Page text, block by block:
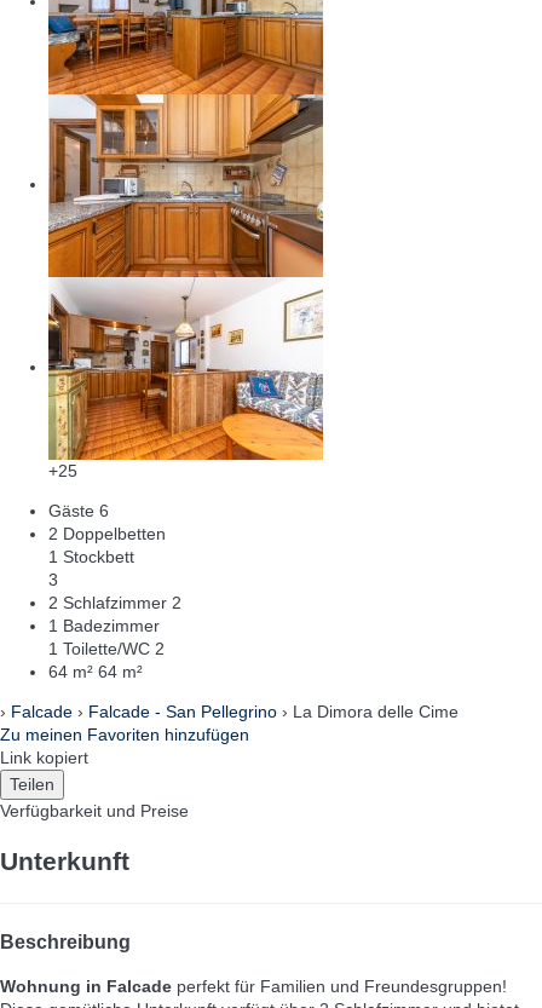
+25
Gäste 6
2 Doppelbetten
1 Stockbett
3
2 Schlafzimmer 2
1 Badezimmer
1 Toilette/WC 2
64 m² 64 m²
› Falcade › Falcade - San Pellegrino › La Dimora delle Cime
Zu meinen Favoriten hinzufügen
Link kopiert
Teilen
Verfügbarkeit und Preise
Unterkunft
Beschreibung
Wohnung in Falcade perfekt für Familien und Freundesgruppen!